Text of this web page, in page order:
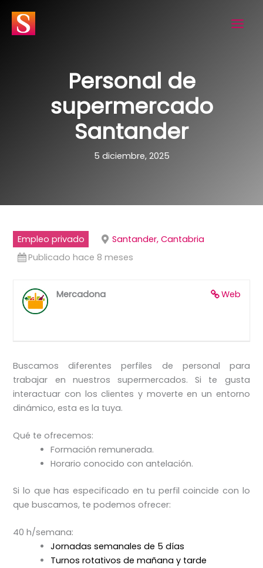
contenido
Personal de
supermercado
Santander
5 diciembre, 2025
Empleo privado
Santander, Cantabria
Publicado hace 8 meses
Web
Mercadona
Buscamos diferentes perfiles de personal para
trabajar en nuestros supermercados. Si te gusta
interactuar con los clientes y moverte en un entorno
dinámico, esta es la tuya.
Qué te ofrecemos:
Formación remunerada.
Horario conocido con antelación.
Si lo que has especificado en tu perfil coincide con lo
que buscamos, te podemos ofrecer:
40 h/semana:
Jornadas semanales de 5 días
Turnos rotativos de mañana y tarde